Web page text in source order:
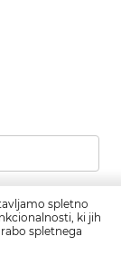
ga najdete
spletno
ki jih
spletnega